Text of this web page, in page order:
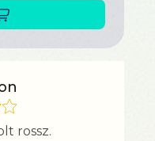
rossz.